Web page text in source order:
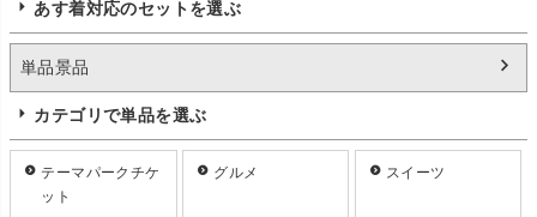
あす着対応のセットを選ぶ
単品景品
カテゴリで単品を選ぶ
テーマパークチケ
ット
グルメ スイーツ